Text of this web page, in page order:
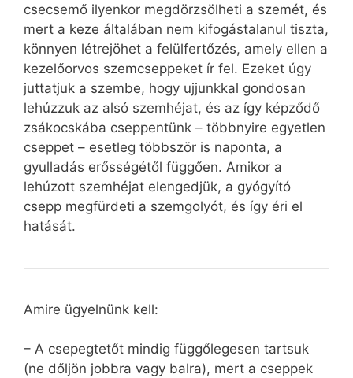
csecsemő ilyenkor megdörzsölheti a szemét, és
mert a keze általában nem kifogástalanul tiszta,
könnyen létrejöhet a felülfertőzés, amely ellen a
kezelőorvos szemcseppeket ír fel. Ezeket úgy
juttatjuk a szembe, hogy ujjunkkal gondosan
lehúzzuk az alsó szemhéjat, és az így képződő
zsákocskába cseppentünk – többnyire egyetlen
cseppet – esetleg többször is naponta, a
gyulladás erősségétől függően. Amikor a
lehúzott szemhéjat elengedjük, a gyógyító
csepp megfürdeti a szemgolyót, és így éri el
hatását.
Amire ügyelnünk kell:
– A csepegtetőt mindig függőlegesen tartsuk
(ne dőljön jobbra vagy balra), mert a cseppek